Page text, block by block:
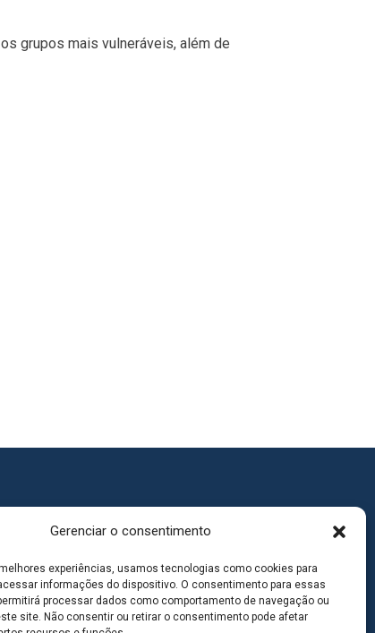
Gerenciar o consentimento
experiências, usamos tecnologias como cookies para
informações do dispositivo. O consentimento para essas
processar dados como comportamento de navegação ou
site. Não consentir ou retirar o consentimento pode afetar
grupos mais vulneráveis, além de